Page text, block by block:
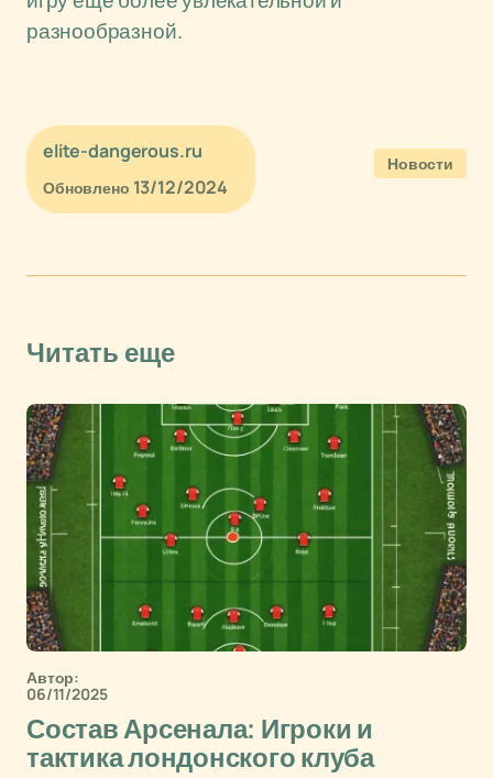
разнообразной.
elite-dangerous.ru
Обновлено 13/12/2024
Новости
Читать еще
Автор:
06/11/2025
Состав Арсенала: Игроки и
тактика лондонского клуба